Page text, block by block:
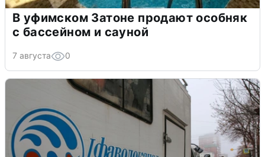
В уфимском Затоне продают особняк
с бассейном и сауной
7 августа 0